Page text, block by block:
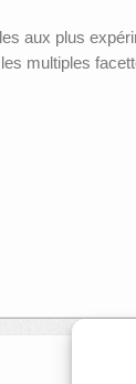
aux plus
multiples